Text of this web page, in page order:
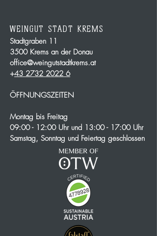
office@weingutstadtkrems.at !
WEINGUT STADT KREMS
Stadtgraben 11
3500 Krems an der Donau
office@weingutstadtkrems.at
+43 2732 2022 6
ÖFFNUNGSZEITEN
Montag bis Freitag
09:00 - 12:00 Uhr und 13:00 - 17:00 Uhr
Samstag, Sonntag und Feiertag geschlossen